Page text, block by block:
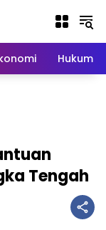
Hukum
Tengah